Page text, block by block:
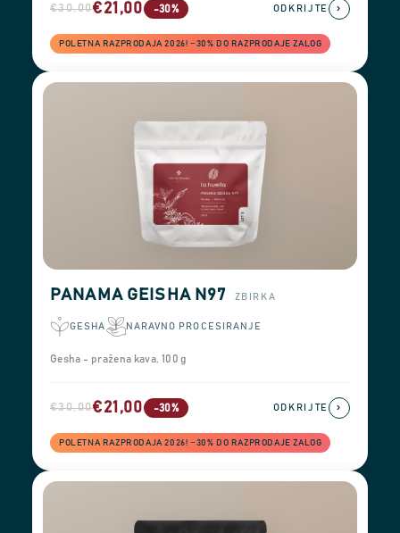
€30,00€21,00 -30%
POLETNA RAZPRODAJA 2026! −30% DO RAZPRODAJE ZALOG
ODKRIJTE ›
PANAMA GEISHA N97 ZBIRKA
GESHA NARAVNO PROCESIRANJE
Gesha - pražena kava, 100 g
€30,00€21,00 -30%
POLETNA RAZPRODAJA 2026! −30% DO RAZPRODAJE ZALOG
ODKRIJTE ›